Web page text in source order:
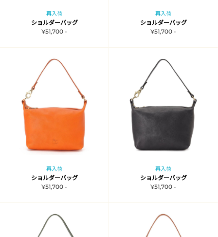
再入荷
ショルダーバッグ
¥51,700 -
再入荷
ショルダーバッグ
¥51,700 -
再入荷
ショルダーバッグ
¥51,700 -
再入荷
ショルダーバッグ
¥51,700 -